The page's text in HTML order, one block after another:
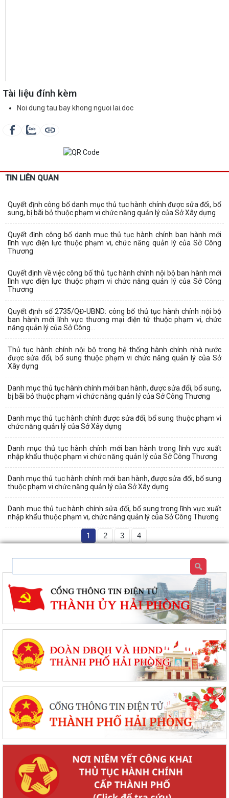
Tài liệu đính kèm
Noi dung tau bay khong nguoi lai.doc
TIN LIÊN QUAN
Quyết định công bố danh mục thủ tục hành chính được sửa đổi, bổ
sung, bị bãi bỏ thuộc phạm vi chức năng quản lý của Sở Xây dựng
Quyết định công bố danh mục thủ tục hành chính ban hành mới
lĩnh vực điện lực thuộc phạm vi, chức năng quản lý của Sở Công
Thương
Quyết định về việc công bố thủ tục hành chính nội bộ ban hành mới
lĩnh vực điện lực thuộc phạm vi chức năng quản lý của Sở Công
Thương
Quyết định số 2735/QĐ-UBND: công bố thủ tục hành chính nội bộ
ban hành mới lĩnh vực thương mại điện tử thuộc phạm vi, chức
năng quản lý của Sở Công...
Thủ tục hành chính nội bộ trong hệ thống hành chính nhà nước
được sửa đổi, bổ sung thuộc phạm vi chức năng quản lý của Sở
Xây dựng
Danh mục thủ tục hành chính mới ban hành, được sửa đổi, bổ sung,
bị bãi bỏ thuộc phạm vi chức năng quản lý của Sở Công Thương
Danh mục thủ tục hành chính được sửa đổi, bổ sung thuộc phạm vi
chức năng quản lý của Sở Xây dựng
Danh mục thủ tục hành chính mới ban hành trong lĩnh vực xuất
nhập khẩu thuộc phạm vi chức năng quản lý của Sở Công Thương
Danh mục thủ tục hành chính mới ban hành, được sửa đổi, bổ sung
thuộc phạm vi chức năng quản lý của Sở Xây dựng
Danh mục thủ tục hành chính sửa đổi, bổ sung trong lĩnh vực xuất
nhập khẩu thuộc phạm vi, chức năng quản lý của Sở Công Thương
1 2 3 4